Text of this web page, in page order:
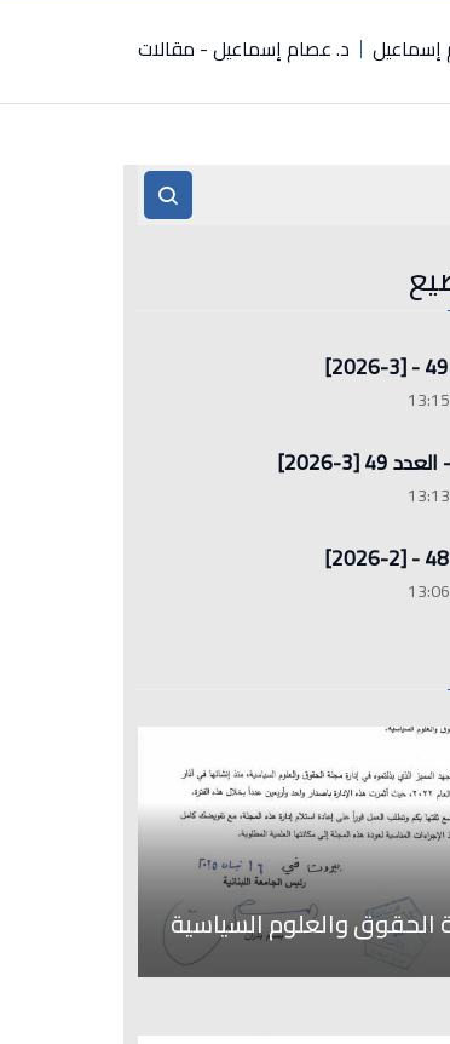
إسماعيل د. عصام إسماعيل - مقالات
[3-2026]
الحقوق والعلوم السياسية